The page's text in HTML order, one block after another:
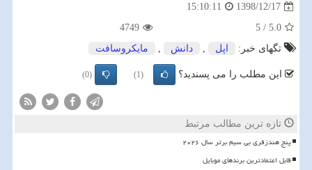
1398/12/17
15:10:11
5.0
/
5
4749
تگهای خبر:
اپل , دانش , مایكروسافت
این مطلب را می پسندید؟ (1)
(0)
تازه ترین مطالب مرتبط
پنج هندزفری بی سیم برتر سال ۲۰۲۶
قابل اعتمادترین برندهای موبایل